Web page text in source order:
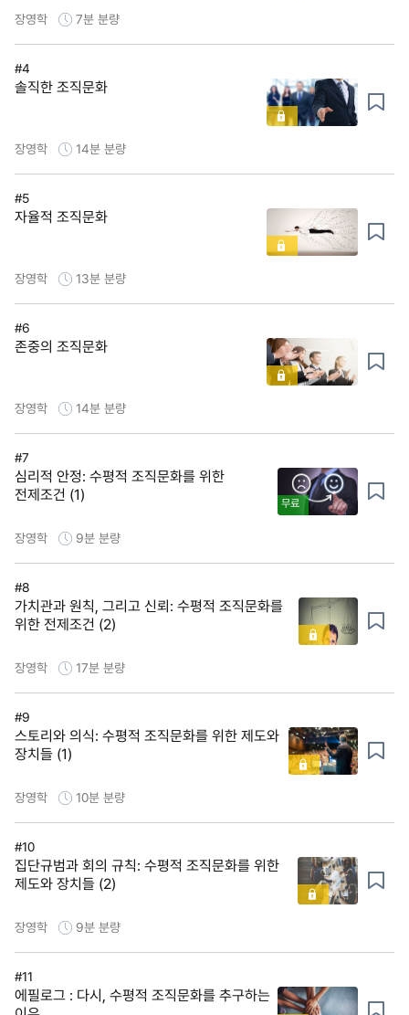
장영학 7분 분량
#4
솔직한 조직문화
장영학 14분 분량
#5
자율적 조직문화
장영학 13분 분량
#6
존중의 조직문화
장영학 14분 분량
#7
심리적 안정: 수평적 조직문화를 위한
전제조건 (1)
무료
장영학 9분 분량
#8
가치관과 원칙, 그리고 신뢰: 수평적 조직문화를
위한 전제조건 (2)
장영학 17분 분량
#9
스토리와 의식: 수평적 조직문화를 위한 제도와
장치들 (1)
장영학 10분 분량
#10
집단규범과 회의 규칙: 수평적 조직문화를 위한
제도와 장치들 (2)
장영학 9분 분량
#11
에필로그 : 다시, 수평적 조직문화를 추구하는